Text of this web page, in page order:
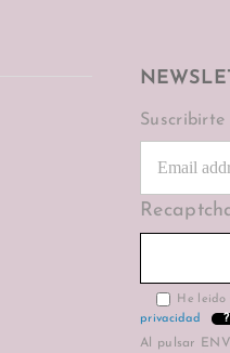
He leido
privacidad
?
Al pulsar